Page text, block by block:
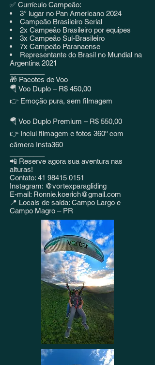
✅ Currículo Campeão:
• 3° lugar no Pan Americano 2024
• Campeão Brasileiro Serial
• 2x Campeão Brasileiro por equipes
• 3x Campeão Sul-Brasileiro
• 7x Campeão Paranaense
• Representante do Brasil no Mundial na
Argentina 2021
🎁 Pacotes de Voo
🪂 Voo Duplo – R$ 450,00
👉 Emoção pura, sem filmagem
🪂 Voo Duplo Premium – R$ 550,00
👉 Inclui filmagem e fotos 360º com
câmera Insta360
📲 Reserve agora sua aventura nas
alturas!
Contato: 41 98415 0151
Instagram: @vortexparagliding
E-mail: Ronnie.koerich@gmail.com
📍 Locais de saída: Campo Largo e
Campo Magro – PR